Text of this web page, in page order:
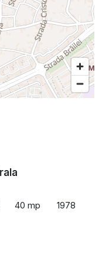
40 mp 1978